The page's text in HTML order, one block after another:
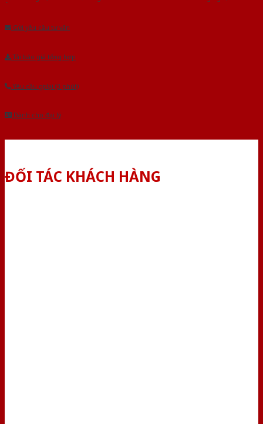
Âu.Chúng tôi tự tin là nhà sản xuất & cung cấp hàng đầu tại Việt Nam!
Gửi yêu cầu tư vấn
Tải báo giá tổng hợp
Yêu cầu gọi lại (3 phút)
Dành cho đại lý
ĐỐI TÁC KHÁCH HÀNG